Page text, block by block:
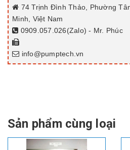
74 Trịnh Đình Thảo, Phường
Minh, Việt Nam
0909.057.026(Zalo) - Mr. Phúc
info@pumptech.vn
Sản phẩm cùng loại